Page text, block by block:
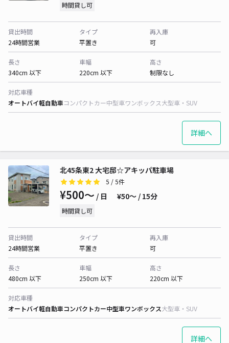
時間貸し可
貸出時間
24時間営業
タイプ
平置き
再入庫
可
長さ
340cm 以下
車幅
220cm 以下
高さ
制限なし
対応車種
オートバイ軽自動車コンパクトカー中型車ワンボックス大型車・SUV
詳細へ
北45条東2 大宅邸☆アキッパ駐車場
5 / 5件
¥500〜 / 日 ¥50〜 / 15分
時間貸し可
貸出時間
24時間営業
タイプ
平置き
再入庫
可
長さ
480cm 以下
車幅
250cm 以下
高さ
220cm 以下
対応車種
オートバイ軽自動車コンパクトカー中型車ワンボックス大型車・SUV
詳細へ